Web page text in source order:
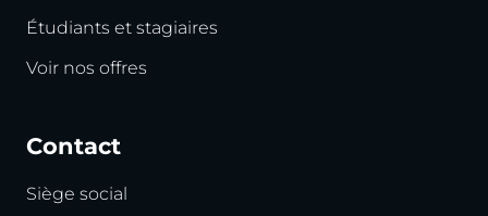
Étudiants et stagiaires
Voir nos offres
Contact
Siège social